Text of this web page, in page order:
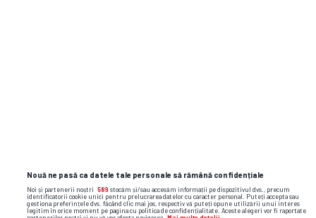
Nouă ne pasă ca datele tale personale să rămână confidențiale
Noi și partenerii noștri 589 stocăm și/sau accesăm informații pe dispozitivul dvs., precum
identificatorii cookie unici pentru prelucrarea datelor cu caracter personal. Puteți accepta sau
gestiona preferințele dvs. făcând clic mai jos, respectiv vă puteți opune utilizării unui interes
legitim în orice moment pe pagina cu politica de confidențialitate. Aceste alegeri vor fi raportate